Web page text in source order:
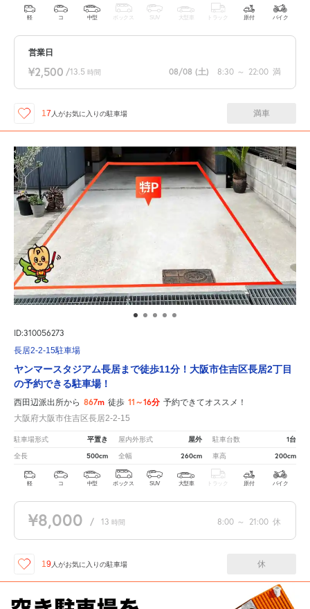
軽 コ 中型 ボックス SUV 大型車 トラック 原付 バイク
営業日
¥2,500 /13.5 時間 08/08 (土) 8:30 ～ 22:00 満
17 人がお気に入りの駐車場 満車
ID:310056273
長居2-2-15駐車場
ヤンマースタジアム長居まで徒歩11分！大阪市住吉区長居2丁目
の予約できる駐車場！
西田辺派出所から 867m 徒歩 11～16分 予約できてオススメ！
大阪府大阪市住吉区長居2-2-15
駐車場形式 平置き 屋内外形式 屋外 駐車台数 1台
全長 500cm 全幅 260cm 車高 200cm
軽 コ 中型 ボックス SUV 大型車 トラック 原付 バイク
¥8,000 / 13 時間 8:00 ～ 21:00 休
19人がお気に入りの駐車場 休